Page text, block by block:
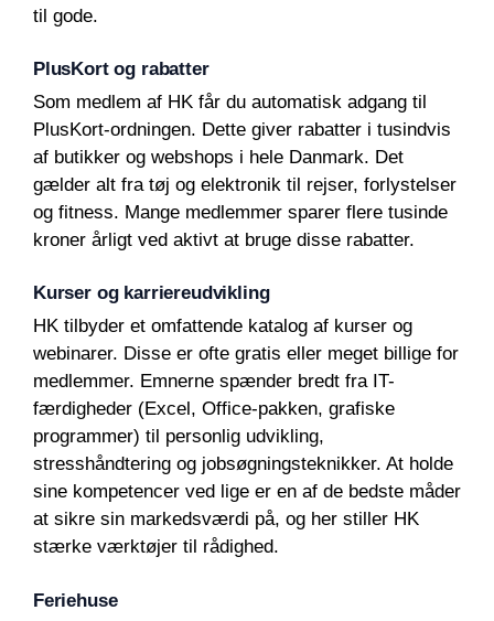
til gode.
PlusKort og rabatter
Som medlem af HK får du automatisk adgang til
PlusKort-ordningen. Dette giver rabatter i tusindvis
af butikker og webshops i hele Danmark. Det
gælder alt fra tøj og elektronik til rejser, forlystelser
og fitness. Mange medlemmer sparer flere tusinde
kroner årligt ved aktivt at bruge disse rabatter.
Kurser og karriereudvikling
HK tilbyder et omfattende katalog af kurser og
webinarer. Disse er ofte gratis eller meget billige for
medlemmer. Emnerne spænder bredt fra IT-
færdigheder (Excel, Office-pakken, grafiske
programmer) til personlig udvikling,
stresshåndtering og jobsøgningsteknikker. At holde
sine kompetencer ved lige er en af de bedste måder
at sikre sin markedsværdi på, og her stiller HK
stærke værktøjer til rådighed.
Feriehuse